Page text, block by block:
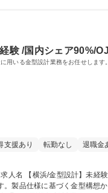
経験 /国内シェア90%/
用いる金型設計業務をお任せしま
支援あり 転勤なし 退職金
。製品仕様に基づく金型構想